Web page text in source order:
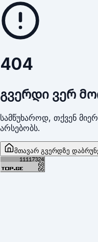
404
გვერდი ვერ
სამწუხაროდ, თქვენ
არსებობს.
მთავარ გვერდზე